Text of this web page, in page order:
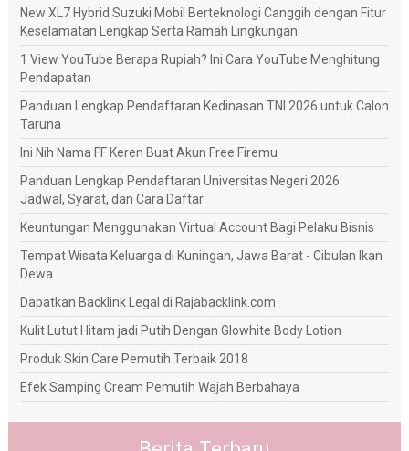
New XL7 Hybrid Suzuki Mobil Berteknologi Canggih dengan Fitur
Keselamatan Lengkap Serta Ramah Lingkungan
1 View YouTube Berapa Rupiah? Ini Cara YouTube Menghitung
Pendapatan
Panduan Lengkap Pendaftaran Kedinasan TNI 2026 untuk Calon
Taruna
Ini Nih Nama FF Keren Buat Akun Free Firemu
Panduan Lengkap Pendaftaran Universitas Negeri 2026:
Jadwal, Syarat, dan Cara Daftar
Keuntungan Menggunakan Virtual Account Bagi Pelaku Bisnis
Tempat Wisata Keluarga di Kuningan, Jawa Barat - Cibulan Ikan
Dewa
Dapatkan Backlink Legal di Rajabacklink.com
Kulit Lutut Hitam jadi Putih Dengan Glowhite Body Lotion
Produk Skin Care Pemutih Terbaik 2018
Efek Samping Cream Pemutih Wajah Berbahaya